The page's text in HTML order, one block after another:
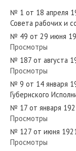
№ 207 от
№ 91 от апреля
№ 196 от 12
Вологодского
№ 1 от 18 апреля
Совета рабочих и
№ 49 от 29 июня
Просмотры
№ 187 от августа
Просмотры
№ 9 от 14 января
Губернского
№ 17 от января
Просмотры
№ 127 от июня
Просмотры